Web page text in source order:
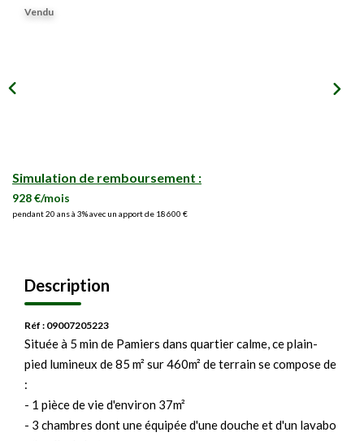
Vendu
Simulation de remboursement :
928 €/mois
pendant 20 ans à 3% avec un apport de 18 600 €
Description
Réf : 09007205223
Située à 5 min de Pamiers dans quartier calme, ce plain-
pied lumineux de 85 m² sur 460m² de terrain se compose de
:
- 1 pièce de vie d'environ 37m²
- 3 chambres dont une équipée d'une douche et d'un lavabo